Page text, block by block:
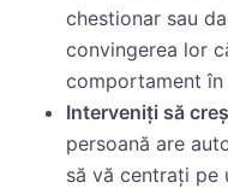
chestionar sau
convingerea lor
comportament
Interveniți să
persoană are
să vă centrați pe